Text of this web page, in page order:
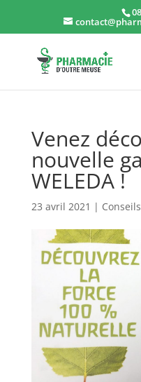
Venez
nouvelle
WELEDA !
23 avril 2021 | Conseils